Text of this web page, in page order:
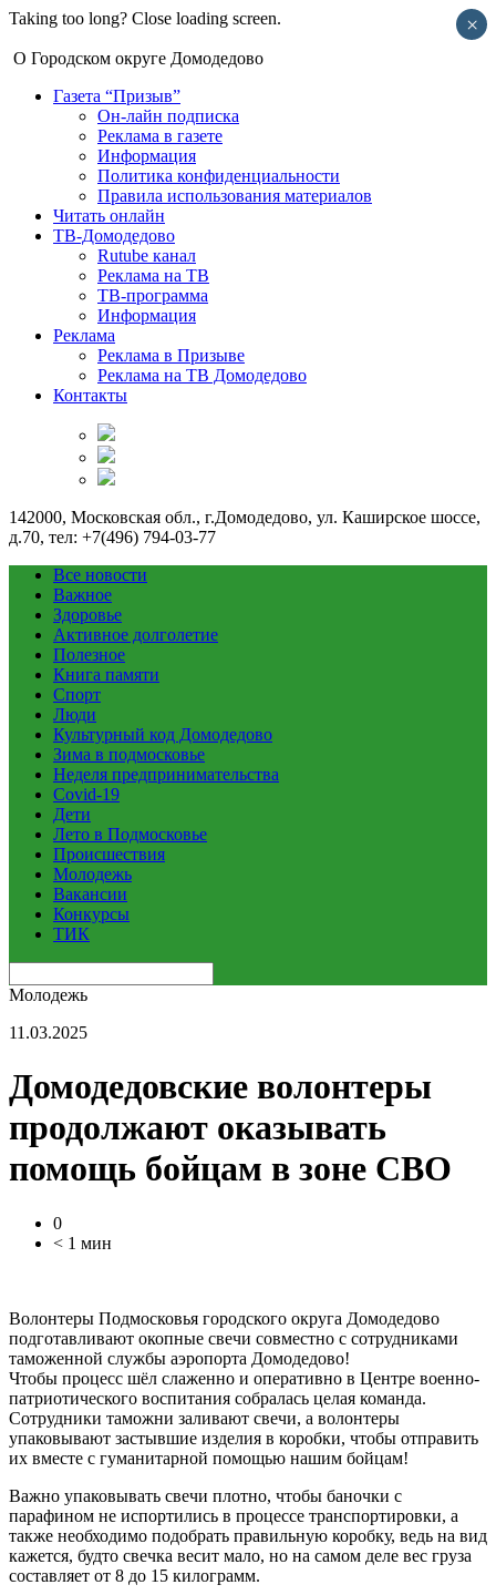
Taking too long? Close loading screen.
О Городском округе Домодедово
Газета “Призыв”
Он-лайн подписка
Реклама в газете
Информация
Политика конфиденциальности
Правила использования материалов
Читать онлайн
ТВ-Домодедово
Rutube канал
Реклама на ТВ
ТВ-программа
Информация
Реклама
Реклама в Призыве
Реклама на ТВ Домодедово
Контакты
142000, Московская обл., г.Домодедово, ул. Каширское шоссе,
д.70, тел: +7(496) 794-03-77
Все новости
Важное
Здоровье
Активное долголетие
Полезное
Книга памяти
Спорт
Люди
Культурный код Домодедово
Зима в подмосковье
Неделя предпринимательства
Covid-19
Дети
Лето в Подмосковье
Происшествия
Молодежь
Вакансии
Конкурсы
ТИК
Молодежь
11.03.2025
Домодедовские волонтеры
продолжают оказывать
помощь бойцам в зоне СВО
0
< 1 мин
Волонтеры Подмосковья городского округа Домодедово
подготавливают окопные свечи совместно с сотрудниками
таможенной службы аэропорта Домодедово!
Чтобы процесс шёл слаженно и оперативно в Центре военно-
патриотического воспитания собралась целая команда.
Сотрудники таможни заливают свечи, а волонтеры
упаковывают застывшие изделия в коробки, чтобы отправить
их вместе с гуманитарной помощью нашим бойцам!
Важно упаковывать свечи плотно, чтобы баночки с
парафином не испортились в процессе транспортировки, а
также необходимо подобрать правильную коробку, ведь на вид
кажется, будто свечка весит мало, но на самом деле вес груза
составляет от 8 до 15 килограмм.
×